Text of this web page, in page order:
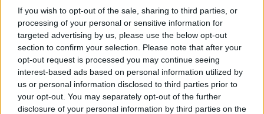
If you wish to opt-out of the sale, sharing to third parties, or
processing of your personal or sensitive information for
targeted advertising by us, please use the below opt-out
section to confirm your selection. Please note that after your
opt-out request is processed you may continue seeing
interest-based ads based on personal information utilized by
us or personal information disclosed to third parties prior to
your opt-out. You may separately opt-out of the further
disclosure of your personal information by third parties on the
περισσότερο στο κίτρινο του σταχυού. Υπεύθυνο
σαφώς για αυτόν τον χρωματισμό είναι το άπλετο
θειάφι που απελευθερώνεται μα και αναμειγνύεται
με το θαλασσινό νερό, θυμίζοντάς μας πως το
ηφαίστειο που βρίσκεται από κάτω, μπορεί να
“κοιμάται”… όμως δεν παύει ακόμα να είναι ενεργό!